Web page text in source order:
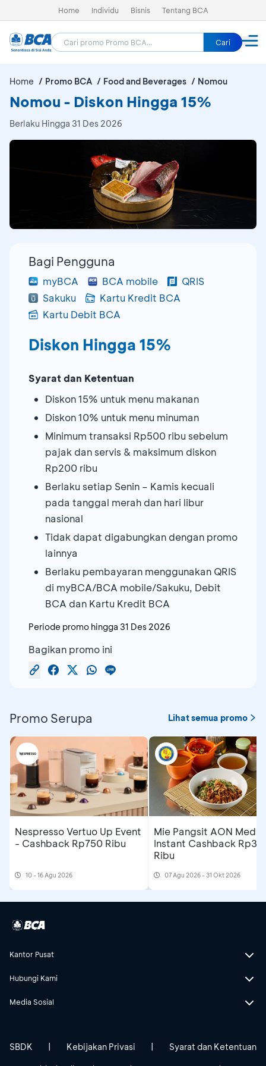
Home Individu Bisnis Tentang BCA
Cari
Home Promo BCA Food and Beverages Nomou
Nomou - Diskon Hingga 15%
Berlaku Hingga 31 Des 2026
Bagi Pengguna
myBCA BCA mobile
QRIS
Sakuku
Kartu Kredit BCA
Kartu Debit BCA
Diskon Hingga 15%
Syarat dan Ketentuan
Diskon 15% untuk menu makanan
Diskon 10% untuk menu minuman
Minimum transaksi Rp500 ribu sebelum
pajak dan servis & maksimum diskon
Rp200 ribu
Berlaku setiap Senin – Kamis kecuali
pada tanggal merah dan hari libur
nasional
Tidak dapat digabungkan dengan promo
lainnya
Berlaku pembayaran menggunakan QRIS
di myBCA/BCA mobile/Sakuku, Debit
BCA dan Kartu Kredit BCA
Periode promo hingga 31 Des 2026
Bagikan promo ini
Promo Serupa Lihat semua promo
Nespresso Vertuo Up Event
- Cashback Rp750 Ribu
10 - 16 Agu 2026
Mie Pangsit AON
Instant Cashback Rp35
Ribu
07 Agu 2026 - 31 Okt 2026
Kantor Pusat
Hubungi Kami
Media Sosial
SBDK | Kebijakan Privasi | Syarat dan Ketentuan